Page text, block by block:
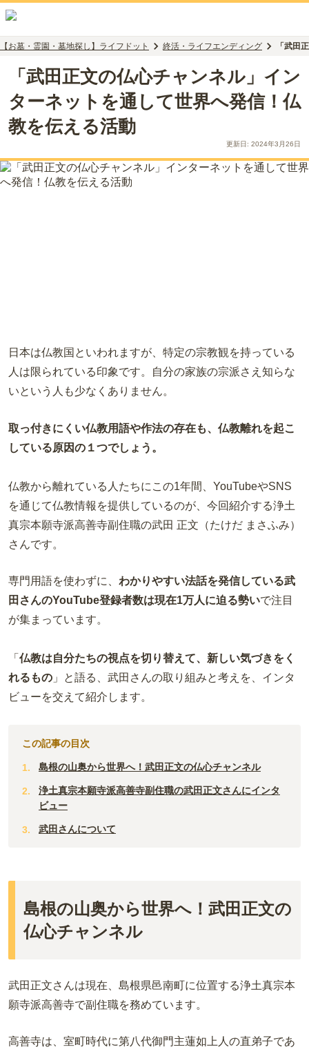
【お墓・霊園・墓地探し】ライフドット 終活・ライフエンディング 「武田
「武田正文の仏心チャンネル」イン
ターネットを通して世界へ発信！仏
教を伝える活動
更新日: 2024年3月26日
日本は仏教国といわれますが、特定の宗教観を持っている
人は限られている印象です。自分の家族の宗派さえ知らな
いという人も少なくありません。
取っ付きにくい仏教用語や作法の存在も、仏教離れを起こ
している原因の１つでしょう。
仏教から離れている人たちにこの1年間、YouTubeやSNS
を通じて仏教情報を提供しているのが、今回紹介する浄土
真宗本願寺派高善寺副住職の武田 正文（たけだ まさふみ）
さんです。
専門用語を使わずに、 わかりやすい法話を発信している武
田さんのYouTube登録者数は現在1万人に迫る勢いで注目
が集まっています。
「 仏教は自分たちの視点を切り替えて、新しい気づきをく
れるもの 」と語る、武田さんの取り組みと考えを、インタ
ビューを交えて紹介します。
この記事の目次
島根の山奥から世界へ！武田正文の仏心チャンネル
浄土真宗本願寺派高善寺副住職の武田正文さんにインタ
ビュー
武田さんについて
島根の山奥から世界へ！武田正文の
仏心チャンネル
武田正文さんは現在、島根県邑南町に位置する浄土真宗本
願寺派高善寺で副住職を務めています。
高善寺は、室町時代に第八代御門主蓮如上人の直弟子であ